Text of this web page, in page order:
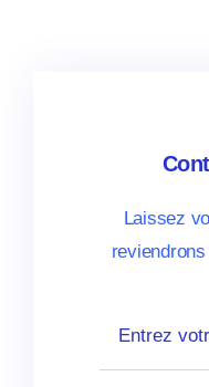
Laissez